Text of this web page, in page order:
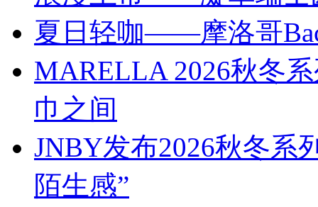
夏日轻咖——摩洛哥
MARELLA 2026秋冬
巾之间
JNBY发布2026秋冬系
陌生感”